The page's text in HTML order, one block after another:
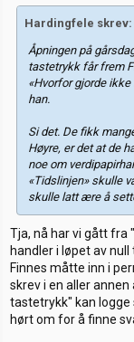
Hardingfele skrev:
Åpningen på
tastetrykk får frem
«Hvorfor gjorde ikke
han.
Si det. De fikk
Høyre, er det at de
noe om
«Tidslinjen» skulle
skulle latt ære å
Tja, nå har vi gått fra
handler i løpet av
Finnes måtte inn i
skrev i en aller
tastetrykk" kan logge
hørt om for å finne